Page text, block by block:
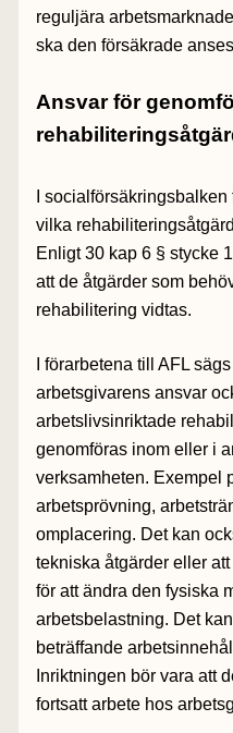
reguljära
ska den försäkrade
Ansvar för
I
vilka
Enligt 30 kap 6 § stycke
att de åtgärder som
rehabilitering vidtas.
I förarbetena till AFL
arbetsgivarens ansvar
arbetslivsinriktade
genomföras inom eller i
verksamheten. Exempel
arbetsprövning,
omplacering. Det kan
tekniska åtgärder eller
för att ändra den fysiska
arbetsbelastning. Det
beträffande
Inriktningen bör vara att
fortsatt arbete hos